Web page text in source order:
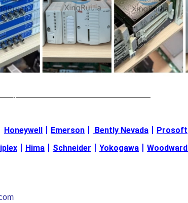
———————————————————
Honeywell Emerson Bently Nevada Prosoft
Hima Schneider Yokogawa Woodward